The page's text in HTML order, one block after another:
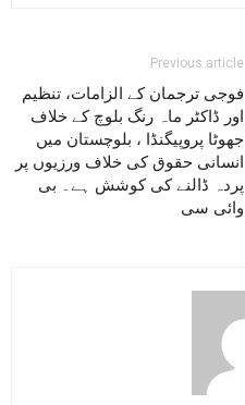
Previous article
فوجی ترجمان کے الزامات، تنظیم
اور ڈاکٹر ماہ رنگ بلوچ کے خلاف
جھوٹا پروپیگنڈا ، بلوچستان میں
انسانی حقوق کی خلاف ورزیوں پر
پردہ ڈالنے کی کوشش ہے۔ بی
وائی سی